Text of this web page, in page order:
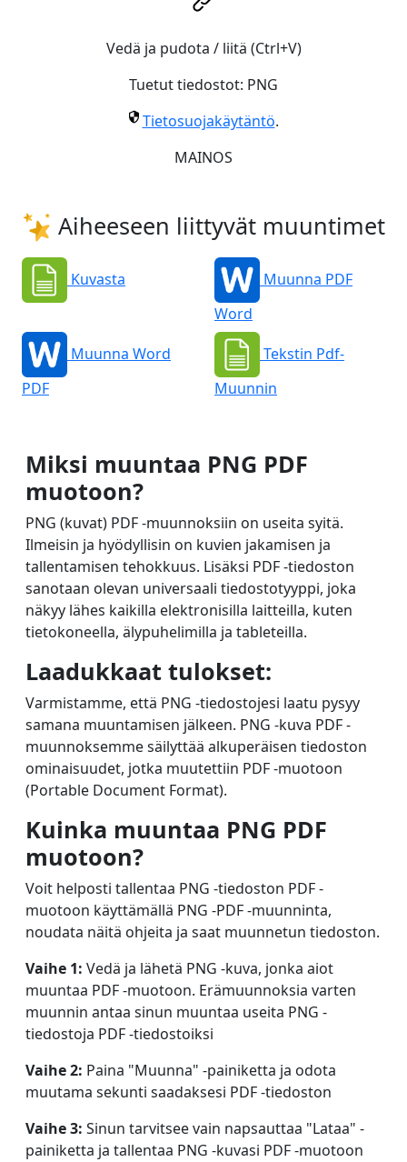
Vedä ja pudota / liitä (Ctrl+V)
Tuetut tiedostot: PNG
Tietosuojakäytäntö.
MAINOS
Aiheeseen liittyvät muuntimet
Kuvasta
Muunna PDF
Word
Muunna Word
PDF
Tekstin Pdf-
Muunnin
Miksi muuntaa PNG PDF
muotoon?
PNG (kuvat) PDF -muunnoksiin on useita syitä.
Ilmeisin ja hyödyllisin on kuvien jakamisen ja
tallentamisen tehokkuus. Lisäksi PDF -tiedoston
sanotaan olevan universaali tiedostotyyppi, joka
näkyy lähes kaikilla elektronisilla laitteilla, kuten
tietokoneella, älypuhelimilla ja tableteilla.
Laadukkaat tulokset:
Varmistamme, että PNG -tiedostojesi laatu pysyy
samana muuntamisen jälkeen. PNG -kuva PDF -
muunnoksemme säilyttää alkuperäisen tiedoston
ominaisuudet, jotka muutettiin PDF -muotoon
(Portable Document Format).
Kuinka muuntaa PNG PDF
muotoon?
Voit helposti tallentaa PNG -tiedoston PDF -
muotoon käyttämällä PNG -PDF -muunninta,
noudata näitä ohjeita ja saat muunnetun tiedoston.
Vaihe 1: Vedä ja lähetä PNG -kuva, jonka aiot
muuntaa PDF -muotoon. Erämuunnoksia varten
muunnin antaa sinun muuntaa useita PNG -
tiedostoja PDF -tiedostoiksi
Vaihe 2: Paina "Muunna" -painiketta ja odota
muutama sekunti saadaksesi PDF -tiedoston
Vaihe 3: Sinun tarvitsee vain napsauttaa "Lataa" -
painiketta ja tallentaa PNG -kuvasi PDF -muotoon